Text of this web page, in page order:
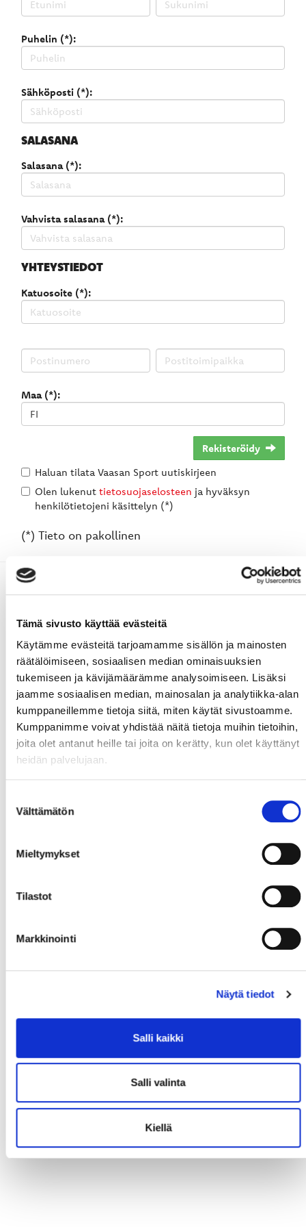
Tämä sivusto käyttää evästeitä
Käytämme evästeitä tarjoamamme sisällön ja mainosten
räätälöimiseen, sosiaalisen median ominaisuuksien
tukemiseen ja kävijämäärämme analysoimiseen. Lisäksi
jaamme sosiaalisen median, mainosalan ja analytiikka-alan
kumppaneillemme tietoja siitä, miten käytät sivustoamme.
Kumppanimme voivat yhdistää näitä tietoja muihin tietoihin,
joita olet antanut heille tai joita on kerätty, kun olet käyttänyt
heidän palvelujaan.
valinta
Välttämätön
Mieltymykset
Tilastot
Markkinointi
Näytä tiedot
Salli kaikki
Salli valinta
Kiellä
Puhelin (*):
Sähköposti (*):
SALASANA
Salasana (*):
Vahvista salasana (*):
YHTEYSTIEDOT
Katuosoite (*):
Maa (*):
Rekisteröidy
Haluan tilata Vaasan Sport uutiskirjeen
Olen lukenut tietosuojaselosteen ja hyväksyn
henkilötietojeni käsittelyn (*)
(*) Tieto on pakollinen